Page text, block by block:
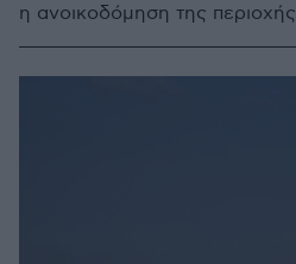
η ανοικοδόμηση της περιοχής